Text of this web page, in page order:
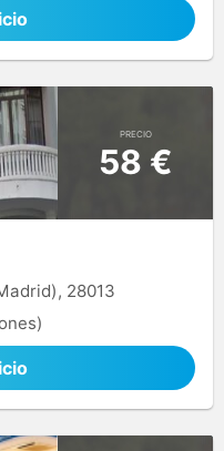
PRECIO
58 €
28013